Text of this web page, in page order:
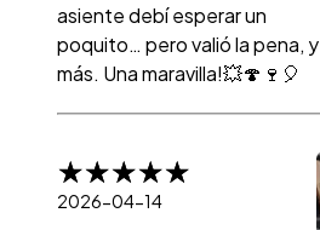
asiente debí esperar un
poquito… pero valió la pena, y
más. Una maravilla!💥🍄🍷🎈
2026-04-14